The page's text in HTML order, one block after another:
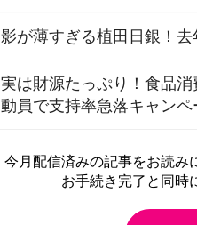
影が薄すぎる植田日銀！
実は財源たっぷり！食品
動員で支持率急落キャンペ
今月配信済みの記事をお読み
お手続き完了と同時